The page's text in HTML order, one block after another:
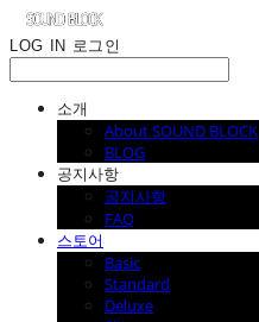
LOG IN 로그인
소개
About SOUND BLOCK
BLOG
공지사항
공지사항
FAQ
스토어
Basic
Standard
Deluxe